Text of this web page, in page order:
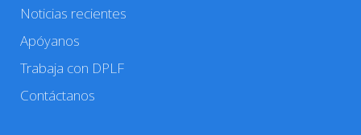
Noticias recientes
Apóyanos
Trabaja con DPLF
Contáctanos